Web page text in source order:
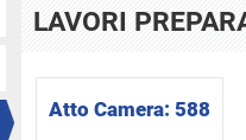
LAVORI
Atto Camera: 588